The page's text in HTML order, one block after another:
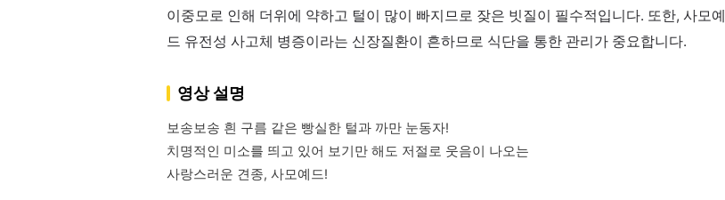
이중모로 인해 더위에 약하고 털이 많이 빠지므로 잦은 빗질이 필수적입니다. 또한, 사모예
드 유전성 사고체 병증이라는 신장질환이 흔하므로 식단을 통한 관리가 중요합니다.
영상 설명
보송보송 흰 구름 같은 빵실한 털과 까만 눈동자!
치명적인 미소를 띄고 있어 보기만 해도 저절로 웃음이 나오는
사랑스러운 견종, 사모예드!